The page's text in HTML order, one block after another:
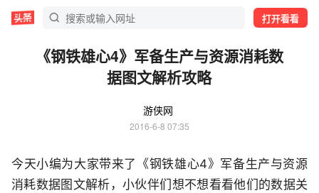
打开看看
《钢铁雄心4》军备生产与资源消耗数
据图文解析攻略
游侠网
2016-6-8 07:35
今天小编为大家带来了《钢铁雄心4》军备生产与资源
消耗数据图文解析，小伙伴们想不想看看他们的数据关